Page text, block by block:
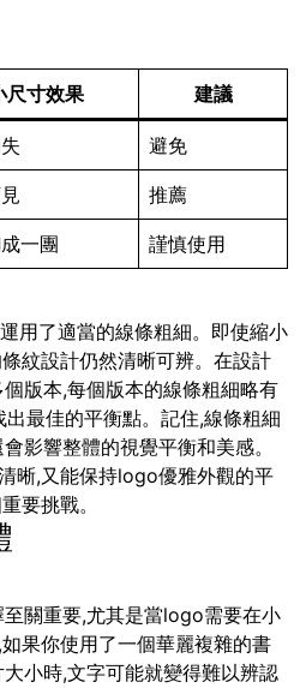
尺寸效果 建議
避免
推薦
一團 謹慎使用
用了適當的線條粗細。即使縮小
紋設計仍然清晰可辨。在設計
版本,每個版本的線條粗細略有
最佳的平衡點。記住,線條粗細
影響整體的視覺平衡和美感。
晰,又能保持logo優雅外觀的平
要挑戰。
關重要,尤其是當logo需要在小
果你使用了一個華麗複雜的書
小時,文字可能就變得難以辨認